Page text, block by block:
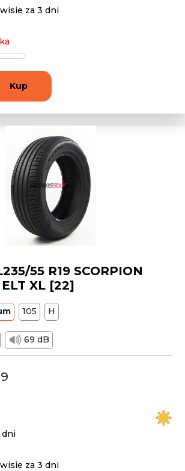
za 3 dni
Kup
55 R19 SCORPION
XL [22]
105 H
69 dB
dni
za 3 dni